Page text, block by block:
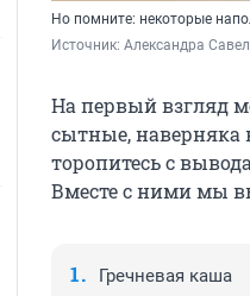
Но помните: некоторые
Источник: Александра
На первый взгляд
сытные, наверняка
торопитесь с
Вместе с ними мы
Гречневая каша